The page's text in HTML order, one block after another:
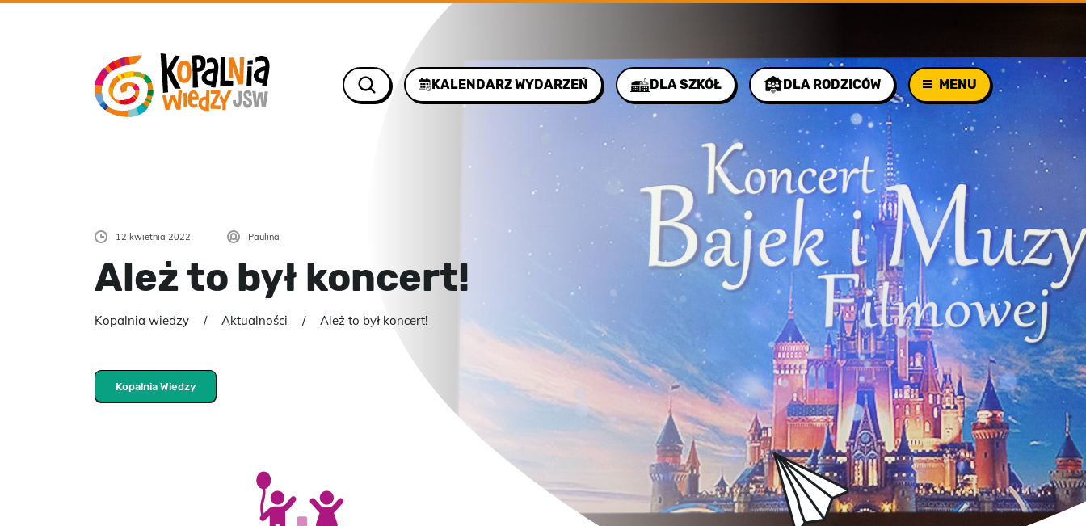
KALENDARZ WYDARZEŃ DLA SZKÓŁ DLA RODZICÓW MENU
12 kwietnia 2022 Paulina
Ależ to był koncert!
Kopalnia wiedzy Aktualności Ależ to był koncert!
Kopalnia Wiedzy